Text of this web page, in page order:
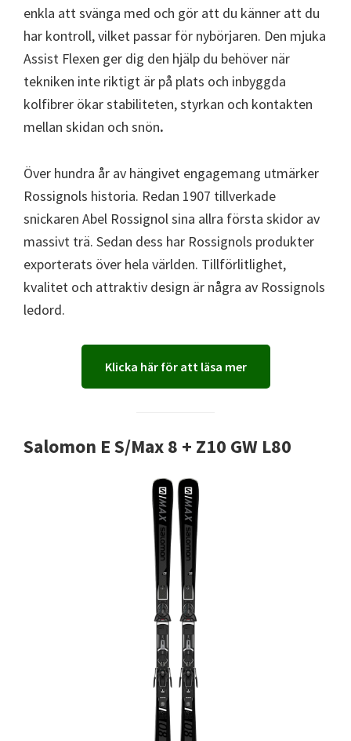
enkla att svänga med och gör att du känner att du
har kontroll, vilket passar för nybörjaren. Den mjuka
Assist Flexen ger dig den hjälp du behöver när
tekniken inte riktigt är på plats och inbyggda
kolfibrer ökar stabiliteten, styrkan och kontakten
mellan skidan och snön.
Över hundra år av hängivet engagemang utmärker
Rossignols historia. Redan 1907 tillverkade
snickaren Abel Rossignol sina allra första skidor av
massivt trä. Sedan dess har Rossignols produkter
exporterats över hela världen. Tillförlitlighet,
kvalitet och attraktiv design är några av Rossignols
ledord.
Klicka här för att läsa mer
Salomon E S/Max 8 + Z10 GW L80